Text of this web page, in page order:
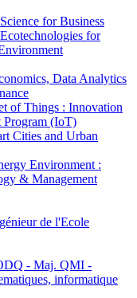
for Business
for
Data Analytics
of Things : Innovation
Program (IoT)
Cities and Urban
Environment :
& Management
de l'Ecole
- Maj. QMI -
informatique